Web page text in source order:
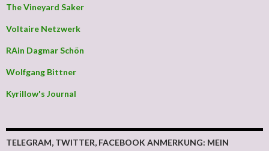
The Vineyard Saker
Voltaire Netzwerk
RAin Dagmar Schön
Wolfgang Bittner
Kyrillow's Journal
TELEGRAM, TWITTER, FACEBOOK ANMERKUNG: MEIN